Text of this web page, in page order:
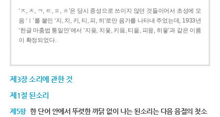
‘ㅈ, ㅊ, ㅋ, ㅌ, ㅍ, ㅎ’은 당시 종성으로 쓰이지 않던 것들이어서 초성에 모
음 ‘ㅣ’를 붙인 ‘지, 치, 키, 티, 피, 히’로만 음가를 나타내 주었는데, 1933년
‘한글 마춤법 통일안’에서 ‘지읒, 치읓, 키읔, 티읕, 피읖, 히읗’과 같은 이름
이 확정되었다.
제3장 소리에 관한 것
제1절 된소리
제5항 한 단어 안에서 뚜렷한 까닭 없이 나는 된소리는 다음 음절의 첫소